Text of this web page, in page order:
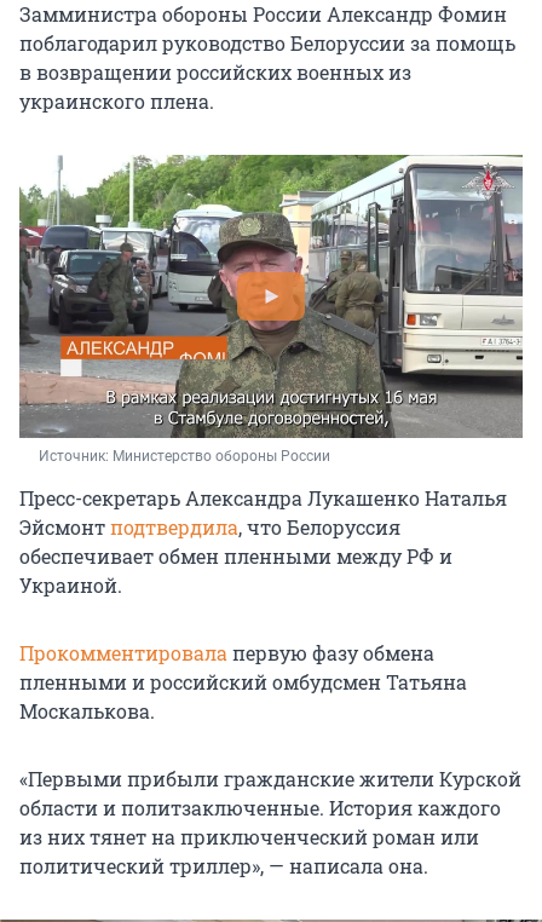
Замминистра обороны России Александр Фомин
поблагодарил руководство Белоруссии за помощь
в возвращении российских военных из
украинского плена.
Источник: Министерство обороны России
Пресс-секретарь Александра Лукашенко Наталья
Эйсмонтподтвердила, что Белоруссия
обеспечивает обмен пленными между РФ и
Украиной.
Прокомментировала первую фазу обмена
пленными и российский омбудсмен Татьяна
Москалькова.
«Первыми прибыли гражданские жители Курской
области и политзаключенные. История каждого
из них тянет на приключенческий роман или
политический триллер», — написала она.